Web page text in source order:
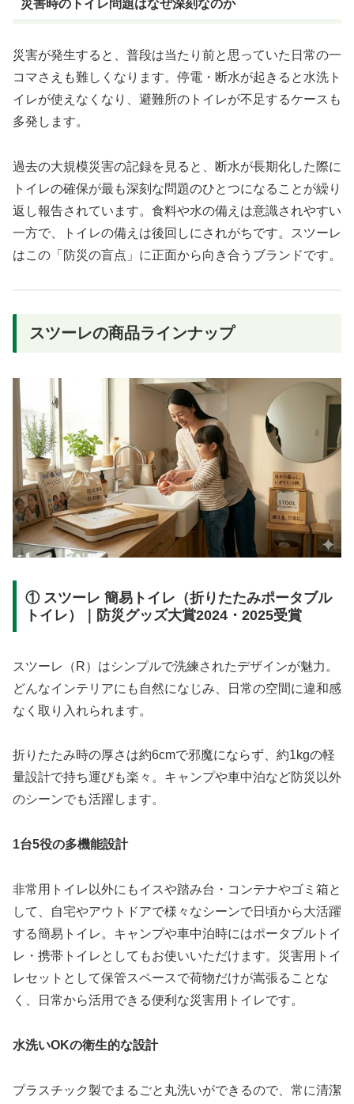
災害時のトイレ問題はなぜ深刻なのか
災害が発生すると、普段は当たり前と思っていた日常の一
コマさえも難しくなります。停電・断水が起きると水洗ト
イレが使えなくなり、避難所のトイレが不足するケースも
多発します。
過去の大規模災害の記録を見ると、断水が長期化した際に
トイレの確保が最も深刻な問題のひとつになることが繰り
返し報告されています。食料や水の備えは意識されやすい
一方で、トイレの備えは後回しにされがちです。スツーレ
はこの「防災の盲点」に正面から向き合うブランドです。
スツーレの商品ラインナップ
① スツーレ 簡易トイレ（折りたたみポータブル
トイレ）｜防災グッズ大賞2024・2025受賞
スツーレ（R）はシンプルで洗練されたデザインが魅力。
どんなインテリアにも自然になじみ、日常の空間に違和感
なく取り入れられます。
折りたたみ時の厚さは約6cmで邪魔にならず、約1kgの軽
量設計で持ち運びも楽々。キャンプや車中泊など防災以外
のシーンでも活躍します。
1台5役の多機能設計
非常用トイレ以外にもイスや踏み台・コンテナやゴミ箱と
して、自宅やアウトドアで様々なシーンで日頃から大活躍
する簡易トイレ。キャンプや車中泊時にはポータブルトイ
レ・携帯トイレとしてもお使いいただけます。災害用トイ
レセットとして保管スペースで荷物だけが嵩張ることな
く、日常から活用できる便利な災害用トイレです。
水洗いOKの衛生的な設計
プラスチック製でまるごと丸洗いができるので、常に清潔